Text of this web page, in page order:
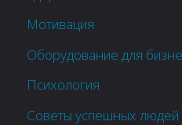
Мотивация
Оборудование для
Психология
Советы успешных людей